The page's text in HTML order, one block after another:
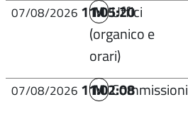
07/08/2026 11:05:20
MUffici
(organico e
orari)
07/08/2026 11:02:08
MCommissioni